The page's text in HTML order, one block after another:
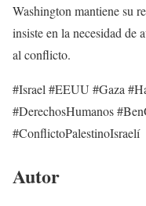
Washington mantiene su
insiste en la necesidad de
al conflicto.
#Israel #EEUU #Gaza
#DerechosHumanos
#ConflictoPalestinoIsraelí
Autor